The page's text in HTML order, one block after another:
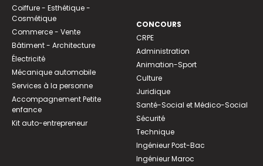
Coiffure - Esthétique -
Cosmétique
Commerce - Vente
Bâtiment - Architecture
Électricité
Mécanique automobile
Services à la personne
Accompagnement Petite
enfance
Kit auto-entrepreneur
CONCOURS
CRPE
Administration
Animation-Sport
Culture
Juridique
Santé-Social et Médico-Social
Sécurité
Technique
Ingénieur Post-Bac
Ingénieur Maroc